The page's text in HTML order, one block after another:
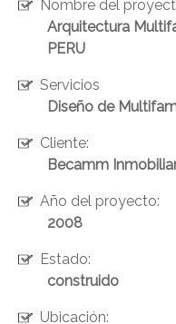
Nombre del
Arquitectura
PERU
Servicios
Diseño de
Cliente:
Becamm
Año del proyecto:
2008
Estado:
construido
Ubicación:
ENVIAR